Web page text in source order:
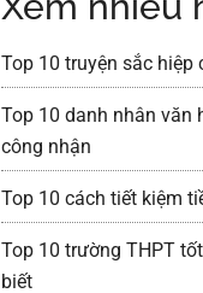
Top 10 truyện sắc
Top 10 danh nhân văn
công nhận
Top 10 cách tiết kiệm
Top 10 trường THPT
biết